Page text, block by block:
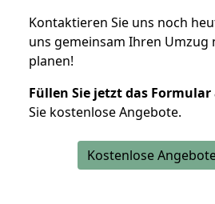
Kontaktieren Sie uns noch
uns gemeinsam Ihren Umzug
planen!
Füllen Sie jetzt das Formular
Sie kostenlose Angebote.
Kostenlose